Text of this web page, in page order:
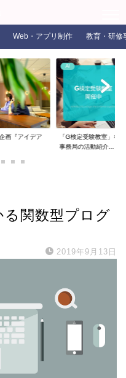
Web・アプリ制作 教育・研修
画『アイデア
AI
「G検定受験教室」を
事務局の活動紹介...
る関数型プログ
2019年9月13日